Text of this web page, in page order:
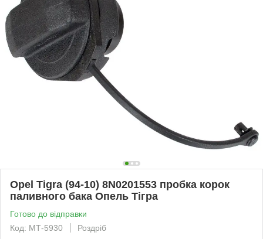
Opel Tigra (94-10) 8N0201553 пробка корок
паливного бака Опель Тігра
Готово до відправки
Код: МТ-5930
Роздріб